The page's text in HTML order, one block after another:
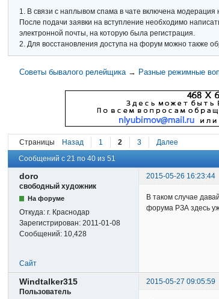
1. В связи с наплывом спама в чате включена модерация
После подачи заявки на вступление необходимо
электронной почты, на которую была регистрация.
2. Для восстановления доступа на форум можно также
Советы бывалого релейщика → Разные режимные
Страницы Назад 1 2 3 Далее
Сообщений с 21 по 40 из 51
doro
2015-05-26 16:23:44
свободный художник
На форуме
Откуда:г. Краснодар
Зарегистрирован:2011-01-08
Сообщений: 10,428
В таком случае
форума РЗА здесь
Сайт
Windtalker315
2015-05-27 09:05:59
Пользователь